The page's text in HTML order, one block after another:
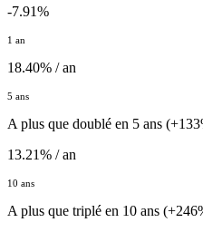
-7.91%
1 an
18.40% / an
5 ans
A plus que doublé en 5 ans
13.21% / an
10 ans
A plus que triplé en 10 ans